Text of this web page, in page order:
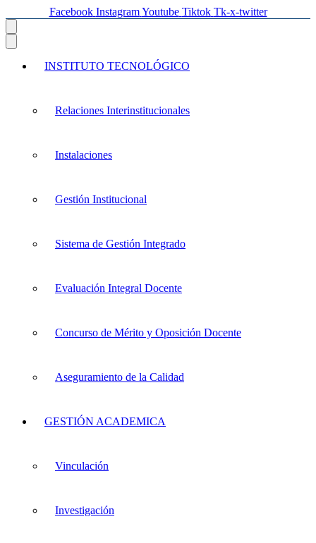
Facebook Instagram Youtube Tiktok Tk-x-twitter
INSTITUTO TECNOLÓGICO
Relaciones Interinstitucionales
Instalaciones
Gestión Institucional
Sistema de Gestión Integrado
Evaluación Integral Docente
Concurso de Mérito y Oposición Docente
Aseguramiento de la Calidad
GESTIÓN ACADEMICA
Vinculación
Investigación